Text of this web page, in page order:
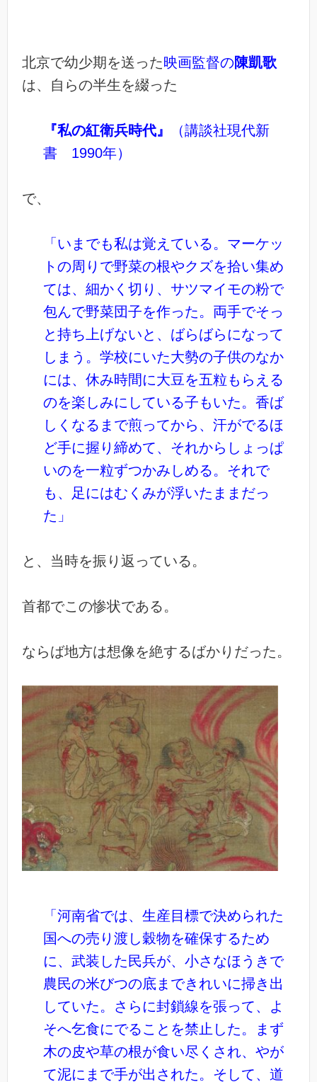
北京で幼少期を送った映画監督の陳凱歌
は、自らの半生を綴った
『私の紅衛兵時代』
（講談社現代新
書 1990年）
で、
「いまでも私は覚えている。マーケッ
トの周りで野菜の根やクズを拾い集め
ては、細かく切り、サツマイモの粉で
包んで野菜団子を作った。両手でそっ
と持ち上げないと、ばらばらになって
しまう。学校にいた大勢の子供のなか
には、休み時間に大豆を五粒もらえる
のを楽しみにしている子もいた。香ば
しくなるまで煎ってから、汗がでるほ
ど手に握り締めて、それからしょっぱ
いのを一粒ずつかみしめる。それで
も、足にはむくみが浮いたままだっ
た」
と、当時を振り返っている。
首都でこの惨状である。
ならば地方は想像を絶するばかりだった。
「河南省では、生産目標で決められた
国への売り渡し穀物を確保するため
に、武装した民兵が、小さなほうきで
農民の米びつの底まできれいに掃き出
していた。さらに封鎖線を張って、よ
そへ乞食にでることを禁止した。まず
木の皮や草の根が食い尽くされ、やが
て泥にまで手が出された。そして、道